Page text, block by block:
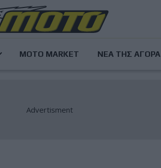
MOTO MARKET ΝΕΑ ΤΗΣ